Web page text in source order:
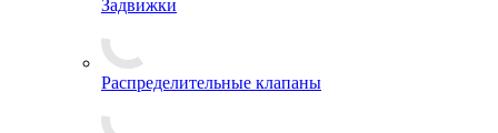
Задвижки
Распределительные клапаны